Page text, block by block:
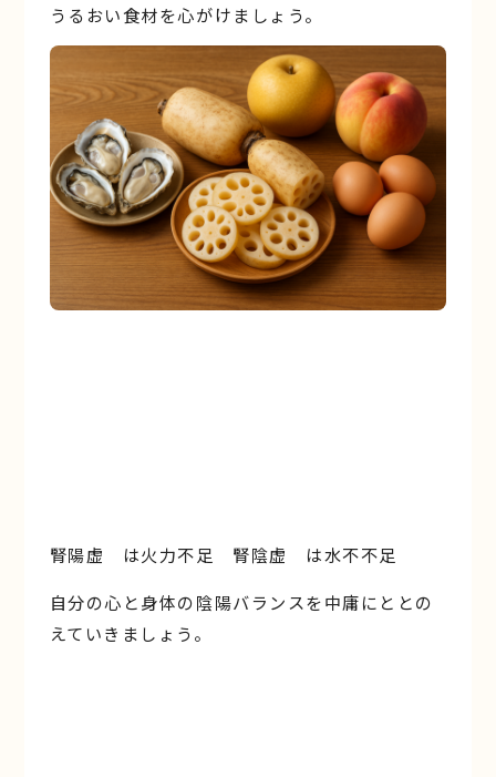
うるおい食材を心がけましょう。
腎陽虚 は火力不足 腎陰虚 は水不不足
自分の心と身体の陰陽バランスを中庸にととの
えていきましょう。